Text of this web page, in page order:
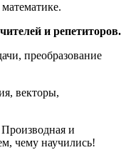
и репетиторов.
преобразование
векторы,
и
чему научились!